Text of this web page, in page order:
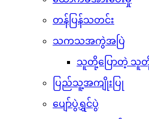
တန်ပြန်သတင်း
သကသအကွဲအပြဲ
သူတို့ပြောတဲ့ သူတို့
ပြည်သူ့အကျိုးပြု
ပျော်ပွဲရွှင်ပွဲ